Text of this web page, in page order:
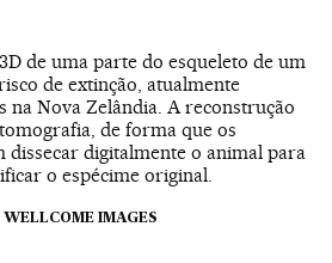
de uma parte do esqueleto de um
de extinção, atualmente
na Nova Zelândia. A reconstrução
de forma que os
dissecar digitalmente o animal para
o espécime original.
WELLCOME IMAGES